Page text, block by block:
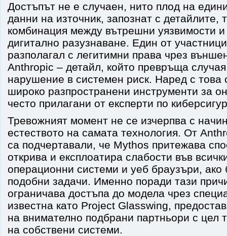
Достъпът не е случаен, нито плод на
данни на източник, запознат с детайлите,
комбинация между вътрешни уязвимости
дигитално разузнаване. Един от
разполагал с легитимни права чрез
Anthropic – детайл, който превръща
нарушение в системен риск. Наред с това
широко разпространени инструменти за
често прилагани от експерти по
Тревожният момент не се изчерпва с
естеството на самата технология. От
са подчертавали, че Mythos притежава
открива и експлоатира слабости във
операционни системи и уеб браузъри, ако
подобни задачи. Именно поради тази
ограничава достъпа до модела чрез
известна като Project Glasswing,
на внимателно подбрани партньори с цел
на собствени системи.